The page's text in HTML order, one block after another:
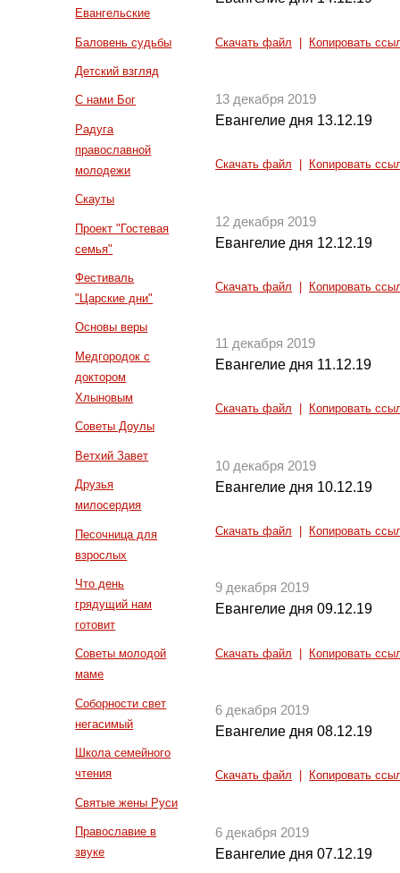
Евангельские
Баловень судьбы
Детский взгляд
С нами Бог
Радуга
православной
молодежи
Скауты
Проект "Гостевая
семья"
Фестиваль
"Царские дни"
Основы веры
Медгородок с
доктором
Хлыновым
Советы Доулы
Ветхий Завет
Друзья
милосердия
Песочница для
взрослых
Что день
грядущий нам
готовит
Советы молодой
маме
Соборности свет
негасимый
Школа семейного
чтения
Святые жены Руси
Православие в
звуке
Скачать файл Копировать
13 декабря 2019
Евангелие дня 13.12.19
Скачать файл Копировать
12 декабря 2019
Евангелие дня 12.12.19
Скачать файл Копировать
11 декабря 2019
Евангелие дня 11.12.19
Скачать файл Копировать
10 декабря 2019
Евангелие дня 10.12.19
Скачать файл Копировать
9 декабря 2019
Евангелие дня 09.12.19
Скачать файл Копировать
6 декабря 2019
Евангелие дня 08.12.19
Скачать файл Копировать
6 декабря 2019
Евангелие дня 07.12.19